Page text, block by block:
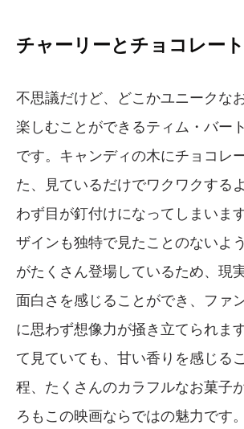
チャーリーとチョコレー
不思議だけど、どこかユニークな
楽しむことができるティム・バー
です。キャンディの木にチョコレ
た、見ているだけでワクワクする
わず目が釘付けになってしまいま
ザインも独特で見たことのないよ
がたくさん登場しているため、現
面白さを感じることができ、ファ
に思わず想像力が掻き立てられま
て見ていても、甘い香りを感じる
程、たくさんのカラフルなお菓子
ろもこの映画ならではの魅力です。